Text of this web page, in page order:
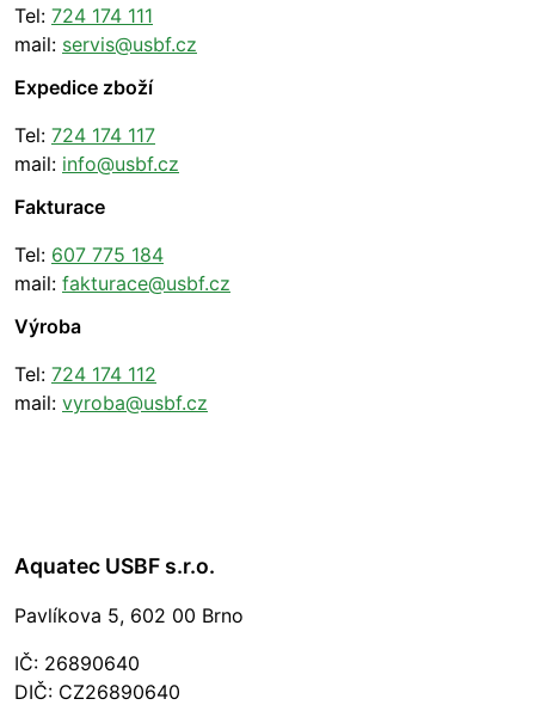
Tel: 724 174 111
mail: servis@usbf.cz
Expedice zboží
Tel: 724 174 117
mail: info@usbf.cz
Fakturace
Tel: 607 775 184
mail: fakturace@usbf.cz
Výroba
Tel: 724 174 112
mail: vyroba@usbf.cz
Aquatec USBF s.r.o.
Pavlíkova 5, 602 00 Brno
IČ: 26890640
DIČ: CZ26890640